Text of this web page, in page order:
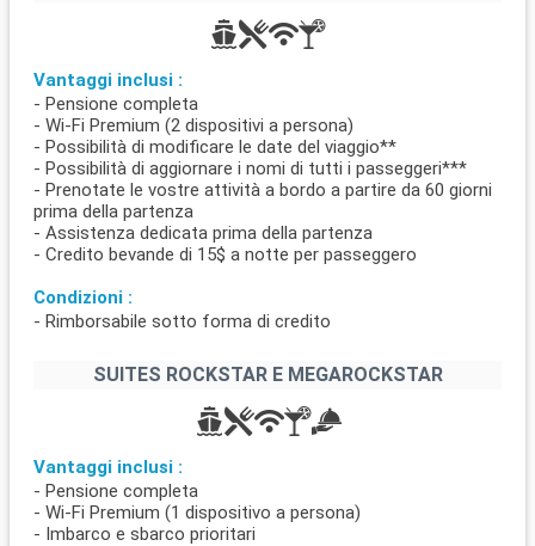
Vantaggi inclusi :
- Pensione completa
- Wi-Fi Premium (2 dispositivi a persona)
- Possibilità di modificare le date del viaggio**
- Possibilità di aggiornare i nomi di tutti i passeggeri***
- Prenotate le vostre attività a bordo a partire da 60 giorni
prima della partenza
- Assistenza dedicata prima della partenza
- Credito bevande di 15$ a notte per passeggero
Condizioni :
- Rimborsabile sotto forma di credito
SUITES ROCKSTAR E MEGAROCKSTAR
Vantaggi inclusi :
- Pensione completa
- Wi-Fi Premium (1 dispositivo a persona)
- Imbarco e sbarco prioritari